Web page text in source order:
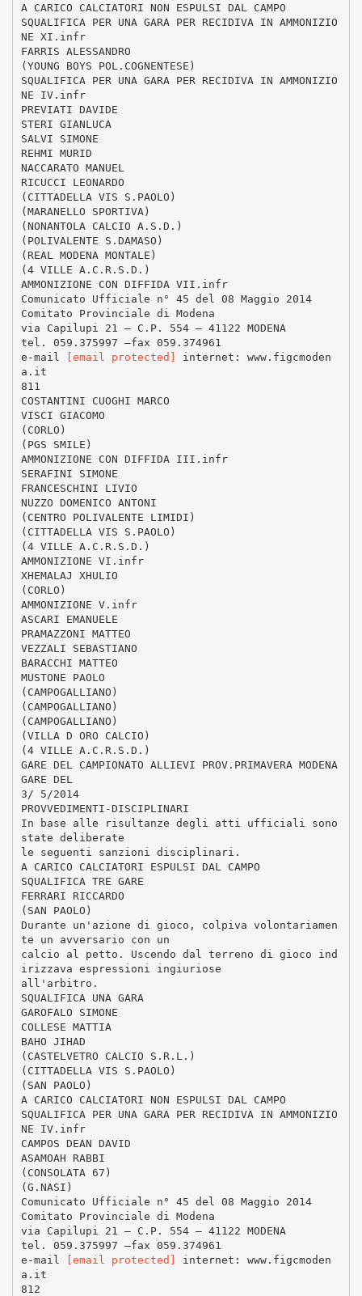
A CARICO CALCIATORI NON ESPULSI DAL CAMPO
SQUALIFICA PER UNA GARA PER RECIDIVA IN AMMONIZIO
NE XI.infr
FARRIS ALESSANDRO
(YOUNG BOYS POL.COGNENTESE)
SQUALIFICA PER UNA GARA PER RECIDIVA IN AMMONIZIO
NE IV.infr
PREVIATI DAVIDE
STERI GIANLUCA
SALVI SIMONE
REHMI MURID
NACCARATO MANUEL
RICUCCI LEONARDO
(CITTADELLA VIS S.PAOLO)
(MARANELLO SPORTIVA)
(NONANTOLA CALCIO A.S.D.)
(POLIVALENTE S.DAMASO)
(REAL MODENA MONTALE)
(4 VILLE A.C.R.S.D.)
AMMONIZIONE CON DIFFIDA VII.infr
Comunicato Ufficiale n° 45 del 08 Maggio 2014
Comitato Provinciale di Modena
via Capilupi 21 – C.P. 554 – 41122 MODENA
tel. 059.375997 –fax 059.374961
e-mail
[email protected]
internet: www.figcmoden
a.it
811
COSTANTINI CUOGHI MARCO
VISCI GIACOMO
(CORLO)
(PGS SMILE)
AMMONIZIONE CON DIFFIDA III.infr
SERAFINI SIMONE
FRANCESCHINI LIVIO
NUZZO DOMENICO ANTONI
(CENTRO POLIVALENTE LIMIDI)
(CITTADELLA VIS S.PAOLO)
(4 VILLE A.C.R.S.D.)
AMMONIZIONE VI.infr
XHEMALAJ XHULIO
(CORLO)
AMMONIZIONE V.infr
ASCARI EMANUELE
PRAMAZZONI MATTEO
VEZZALI SEBASTIANO
BARACCHI MATTEO
MUSTONE PAOLO
(CAMPOGALLIANO)
(CAMPOGALLIANO)
(CAMPOGALLIANO)
(VILLA D ORO CALCIO)
(4 VILLE A.C.R.S.D.)
GARE DEL CAMPIONATO ALLIEVI PROV.PRIMAVERA MODENA
GARE DEL
3/ 5/2014
PROVVEDIMENTI-DISCIPLINARI
In base alle risultanze degli atti ufficiali sono
state deliberate
le seguenti sanzioni disciplinari.
A CARICO CALCIATORI ESPULSI DAL CAMPO
SQUALIFICA TRE GARE
FERRARI RICCARDO
(SAN PAOLO)
Durante un'azione di gioco, colpiva volontariamen
te un avversario con un
calcio al petto. Uscendo dal terreno di gioco ind
irizzava espressioni ingiuriose
all'arbitro.
SQUALIFICA UNA GARA
GAROFALO SIMONE
COLLESE MATTIA
BAHO JIHAD
(CASTELVETRO CALCIO S.R.L.)
(CITTADELLA VIS S.PAOLO)
(SAN PAOLO)
A CARICO CALCIATORI NON ESPULSI DAL CAMPO
SQUALIFICA PER UNA GARA PER RECIDIVA IN AMMONIZIO
NE IV.infr
CAMPOS DEAN DAVID
ASAMOAH RABBI
(CONSOLATA 67)
(G.NASI)
Comunicato Ufficiale n° 45 del 08 Maggio 2014
Comitato Provinciale di Modena
via Capilupi 21 – C.P. 554 – 41122 MODENA
tel. 059.375997 –fax 059.374961
e-mail
[email protected]
internet: www.figcmoden
a.it
812